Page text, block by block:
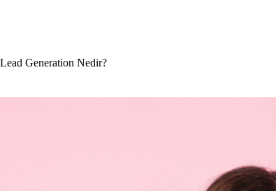
Lead Generation Nedir?